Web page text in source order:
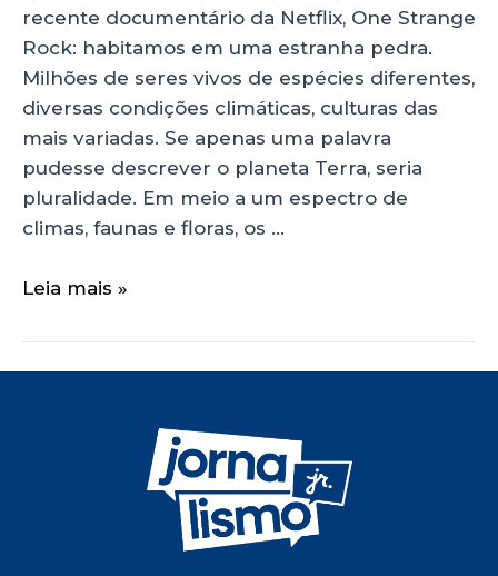
recente documentário da Netflix, One Strange
Rock: habitamos em uma estranha pedra.
Milhões de seres vivos de espécies diferentes,
diversas condições climáticas, culturas das
mais variadas. Se apenas uma palavra
pudesse descrever o planeta Terra, seria
pluralidade. Em meio a um espectro de
climas, faunas e floras, os …
Leia mais »